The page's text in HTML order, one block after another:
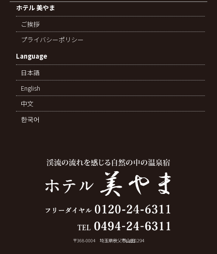
ホテル 美やま
ご挨拶
プライバシーポリシー
Language
日本語
English
中文
한국어
〒368-0004 埼玉県秩父市山田1294